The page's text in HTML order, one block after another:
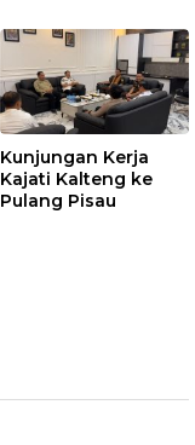
Kunjungan Kerja
Kajati Kalteng ke
Pulang Pisau